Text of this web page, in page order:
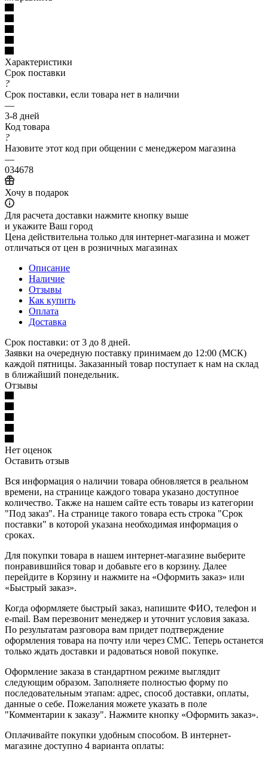
Характеристики
Срок поставки
?
Срок поставки, если товара нет в наличии
—
3-8 дней
Код товара
?
Назовите этот код при общении с менеджером магазина
—
034678
Хочу в подарок
Для расчета доставки нажмите кнопку выше
и укажите Ваш город
Цена действительна только для интернет-магазина и может
отличаться от цен в розничных магазинах
Описание
Наличие
Отзывы
Как купить
Оплата
Доставка
Срок поставки: от 3 до 8 дней.
Заявки на очередную поставку принимаем до 12:00 (МСК)
каждой пятницы. Заказанный товар поступает к нам на склад
в ближайший понедельник.
Отзывы
Нет оценок
Оставить отзыв
Вся информация о наличии товара обновляется в реальном
времени, на странице каждого товара указано доступное
количество. Также на нашем сайте есть товары из категории
"Под заказ". На странице такого товара есть строка "Срок
поставки" в которой указана необходимая информация о
сроках.
Для покупки товара в нашем интернет-магазине выберите
понравившийся товар и добавьте его в корзину. Далее
перейдите в Корзину и нажмите на «Оформить заказ» или
«Быстрый заказ».
Когда оформляете быстрый заказ, напишите ФИО, телефон и
e-mail. Вам перезвонит менеджер и уточнит условия заказа.
По результатам разговора вам придет подтверждение
оформления товара на почту или через СМС. Теперь останется
только ждать доставки и радоваться новой покупке.
Оформление заказа в стандартном режиме выглядит
следующим образом. Заполняете полностью форму по
последовательным этапам: адрес, способ доставки, оплаты,
данные о себе. Пожелания можете указать в поле
"Комментарии к заказу". Нажмите кнопку «Оформить заказ».
Оплачивайте покупки удобным способом. В интернет-
магазине доступно 4 варианта оплаты: